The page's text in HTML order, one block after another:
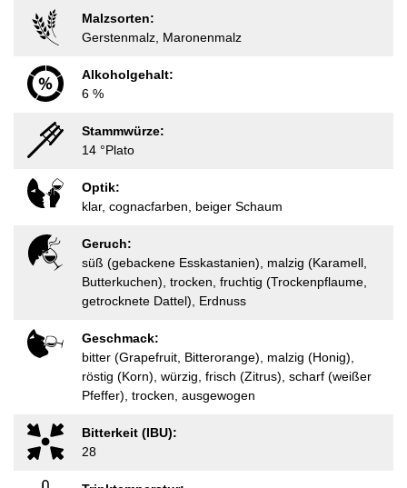
Malzsorten:
Gerstenmalz, Maronenmalz
Alkoholgehalt:
6 %
Stammwürze:
14 °Plato
Optik:
klar, cognacfarben, beiger Schaum
Geruch:
süß (gebackene Esskastanien), malzig (Karamell,
Butterkuchen), trocken, fruchtig (Trockenpflaume,
getrocknete Dattel), Erdnuss
Geschmack:
bitter (Grapefruit, Bitterorange), malzig (Honig),
röstig (Korn), würzig, frisch (Zitrus), scharf (weißer
Pfeffer), trocken, ausgewogen
Bitterkeit (IBU):
28